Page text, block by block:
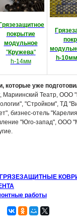
Грязезащитное
покрытие
модульное
"Кружева"
h-14мм
Гряз
h-
которые уже
Мариинский Театр, ООО
"Стройком", ТД
бизнес-отель
"Юго-запад", ООО
работы